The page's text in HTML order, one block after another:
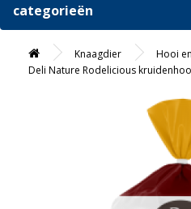
categorieën
Knaagdier
Hooi
Deli Nature Rodelicious